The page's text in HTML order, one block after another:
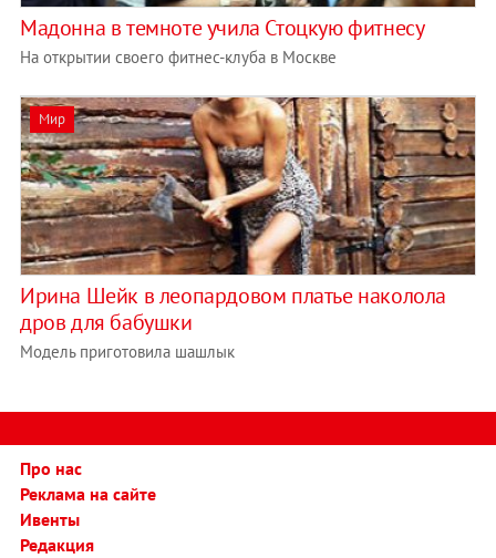
Мадонна в темноте учила Стоцкую фитнесу
На открытии своего фитнес-клуба в Москве
Мир
Ирина Шейк в леопардовом платье наколола
дров для бабушки
Модель приготовила шашлык
Про нас
Реклама на сайте
Ивенты
Редакция